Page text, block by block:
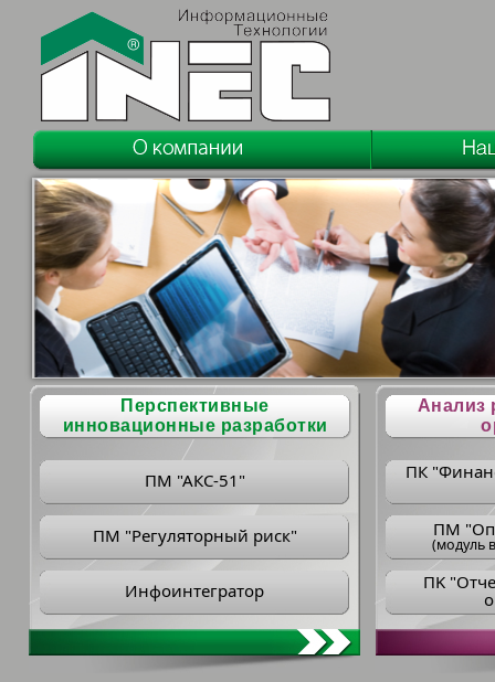
Перспективные
инновационные разработки
ПМ "АКС-51"
ПМ "Регуляторный риск"
Инфоинтегратор
Анализ
ПК
ПM
(модуль
ПK